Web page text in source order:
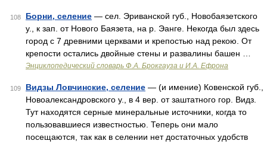
108 Борни, селение — сел. Эриванской губ., Новобаязетского
у., к зап. от Нового Баязета, на р. Эанге. Некогда был здесь
город с 7 древними церквами и крепостью над рекою. От
крепости остались двойные стены и развалины башен …
Энциклопедический словарь Ф.А. Брокгауза и И.А. Ефрона
109 Видзы Ловчинские, селение — (и имение) Ковенской губ.,
Новоалександровского у., в 4 вер. от заштатного гор. Видз.
Тут находятся серные минеральные источники, когда то
пользовавшиеся известностью. Теперь они мало
посещаются, так как в селении нет достаточных удобств